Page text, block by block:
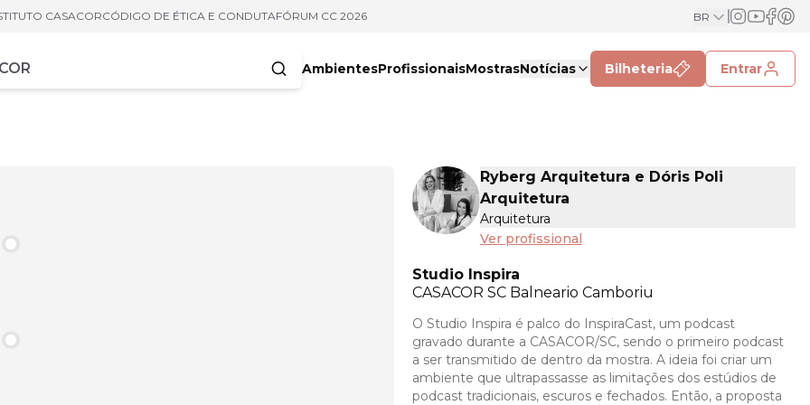
CASACORCÓDIGO DE ÉTICA E CONDUTAFÓRUM CC 2026 BR
AmbientesProfissionaisMostrasNotícias Bilheteria Entrar
Ryberg Arquitetura e Dóris Poli
Arquitetura
Arquitetura
Ver profissional
Studio Inspira
CASACOR SC Balneario Camboriu
O Studio Inspira é palco do InspiraCast, um podcast
gravado durante a CASACOR/SC, sendo o primeiro podcast
a ser transmitido de dentro da mostra. A ideia foi criar um
ambiente que ultrapassasse as limitações dos estúdios de
podcast tradicionais, escuros e fechados. Então, a proposta